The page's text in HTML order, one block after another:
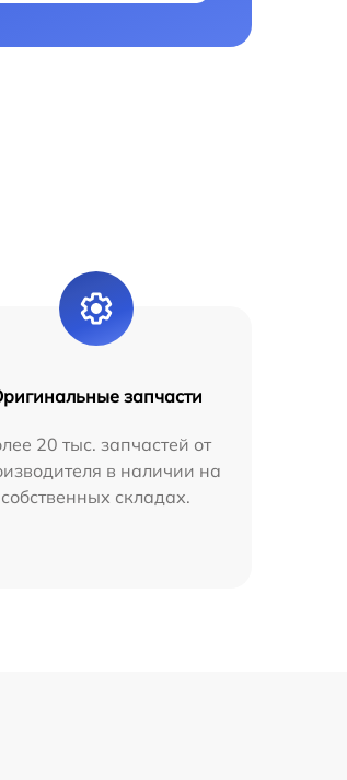
запчасти
20 тыс. запчастей от
в наличии на
собственных складах.